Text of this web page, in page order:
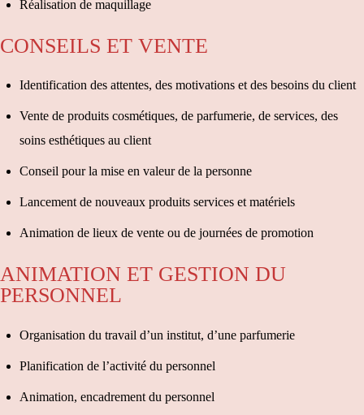
Réalisation de maquillage
CONSEILS ET VENTE
Identification des attentes, des motivations et des besoins du client
Vente de produits cosmétiques, de parfumerie, de services, des
soins esthétiques au client
Conseil pour la mise en valeur de la personne
Lancement de nouveaux produits services et matériels
Animation de lieux de vente ou de journées de promotion
ANIMATION ET GESTION DU
PERSONNEL
Organisation du travail d’un institut, d’une parfumerie
Planification de l’activité du personnel
Animation, encadrement du personnel